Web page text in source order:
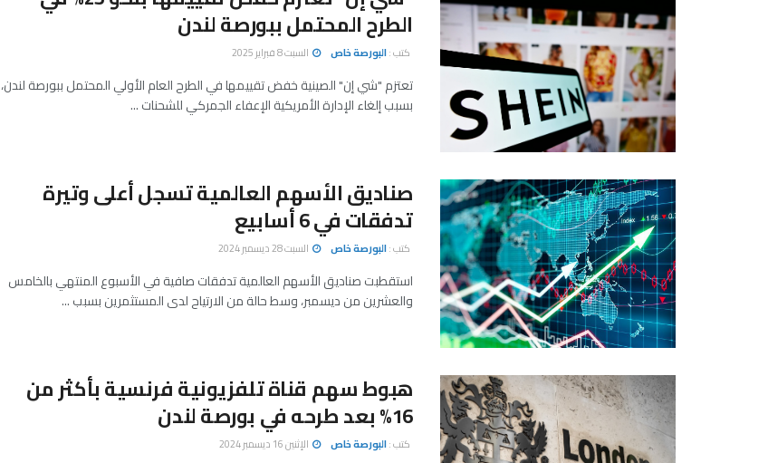
الطرح المحتمل ببورصة لندن
كتب :البورصة خاص السبت 8 فبراير 2025
تعتزم "شي إن" الصينية خفض تقييمها في الطرح العام الأولي المحتمل ببورصة لندن،
بسبب إلغاء الإدارة الأمريكية الإعفاء الجمركي للشحنات ...
صناديق الأسهم العالمية تسجل أعلى وتيرة
تدفقات في 6 أسابيع
كتب :البورصة خاص السبت 28 ديسمبر 2024
استقطبت صناديق الأسهم العالمية تدفقات صافية في الأسبوع المنتهي بالخامس
والعشرين من ديسمبر، وسط حالة من الارتياح لدى المستثمرين بسبب ...
هبوط سهم قناة تلفزيونية فرنسية بأكثر من
16% بعد طرحه في بورصة لندن
كتب :البورصة خاص الإثنين 16 ديسمبر 2024